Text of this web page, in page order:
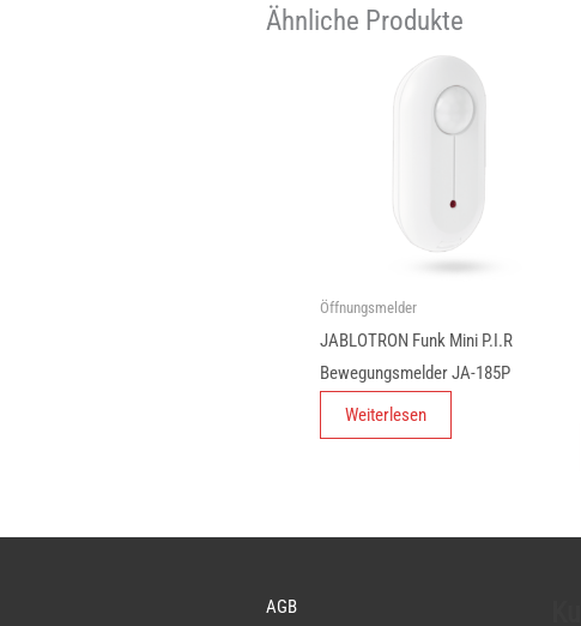
Ähnliche Produkte
Öffnungsmelder
JABLOTRON Funk Mini P.I.R
Bewegungsmelder JA-185P
Weiterlesen
AGB